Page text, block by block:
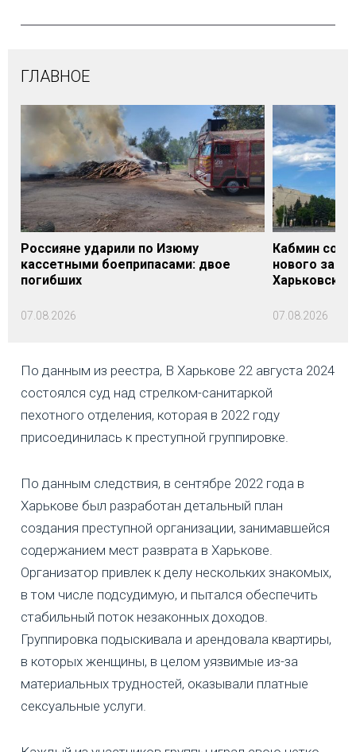
ГЛАВНОЕ
Россияне ударили по Изюму
кассетными боеприпасами: двое
погибших
07.08.2026
Кабмин
нового
07.08.2026
По данным из реестра, В Харькове 22 августа 2024
состоялся суд над стрелком-санитаркой
пехотного отделения, которая в 2022 году
присоединилась к преступной группировке.
По данным следствия, в сентябре 2022 года в
Харькове был разработан детальный план
создания преступной организации, занимавшейся
содержанием мест разврата в Харькове.
Организатор привлек к делу нескольких знакомых,
в том числе подсудимую, и пытался обеспечить
стабильный поток незаконных доходов.
Группировка подыскивала и арендовала квартиры,
в которых женщины, в целом уязвимые из-за
материальных трудностей, оказывали платные
сексуальные услуги.